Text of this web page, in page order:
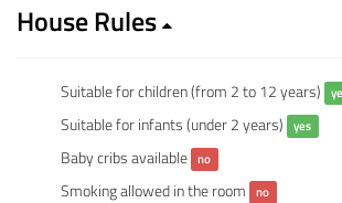
House Rules
Suitable for children (from 2 to 12 years)
Suitable for infants (under 2 years) yes
Baby cribs available no
Smoking allowed in the room no